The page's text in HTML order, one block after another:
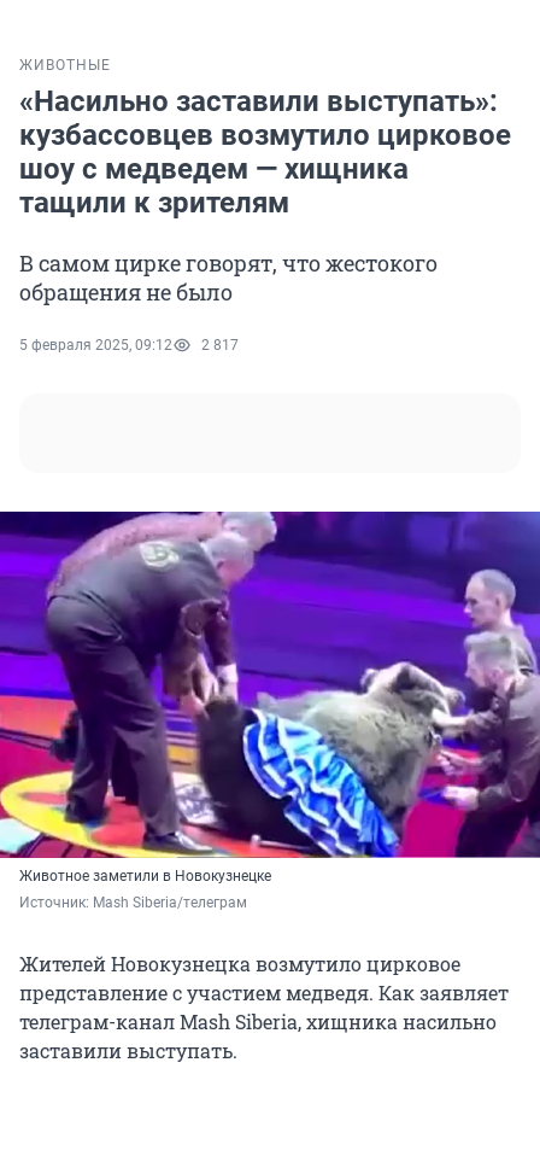
ЖИВОТНЫЕ
«Насильно заставили выступать»:
кузбассовцев возмутило цирковое
шоу с медведем — хищника
тащили к зрителям
В самом цирке говорят, что жестокого
обращения не было
5 февраля 2025, 09:12 2 817
Животное заметили в Новокузнецке
Источник: Mash Siberia/телеграм
Жителей Новокузнецка возмутило цирковое
представление с участием медведя. Как заявляет
телеграм-канал Mash Siberia, хищника насильно
заставили выступать.